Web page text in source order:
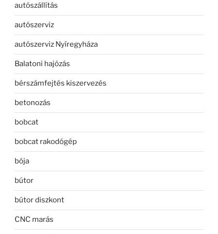
autószállítás
autószerviz
autószerviz Nyíregyháza
Balatoni hajózás
bérszámfejtés kiszervezés
betonozás
bobcat
bobcat rakodógép
bója
bútor
bútor diszkont
CNC marás